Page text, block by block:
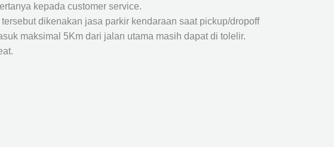
kepada customer service.
dikenakan jasa parkir kendaraan saat pickup/dropoff
maksimal 5Km dari jalan utama masih dapat di tolelir.